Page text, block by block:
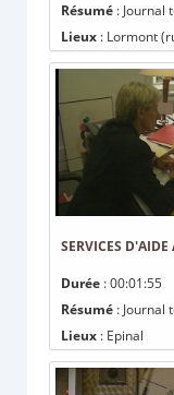
Résumé : Journal
Lieux : Lormont
SERVICES
Durée : 00:01:55
Résumé : Journal
Lieux : Epinal